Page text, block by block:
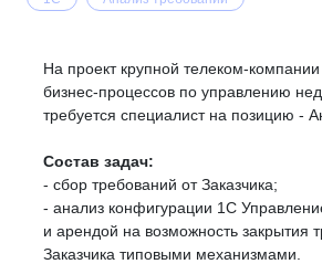
На проект крупной телеком-
бизнес-процессов по управлению
требуется специалист на позицию -
Состав задач:
- сбор требований от Заказчика;
- анализ конфигурации 1С
и арендой на возможность закрытия
Заказчика типовыми механизмами.